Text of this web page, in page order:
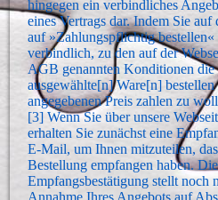
hingegen ein verbindliches
eines Vertrags dar. Indem Sie auf
auf »Zahlungspflichtig
verbindlich, zu den auf der
AGB genannten Konditionen die
ausgewählte[n] Ware[n] bestellen
angegebenen Preis zahlen zu
[3] Wenn Sie über unsere
erhalten Sie zunächst eine
E-Mail, um Ihnen mitzuteilen,
Bestellung empfangen haben. Die
Empfangsbestätigung stellt noch
Annahme Ihres Angebots auf